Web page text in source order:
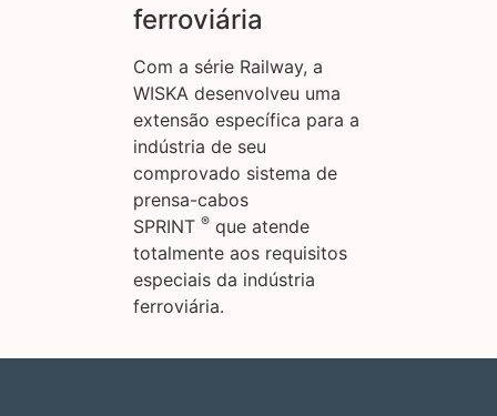
ferroviária
Com a série Railway, a
WISKA desenvolveu uma
extensão específica para a
indústria de seu
comprovado sistema de
prensa-cabos
SPRINT ® que atende
totalmente aos requisitos
especiais da indústria
ferroviária.